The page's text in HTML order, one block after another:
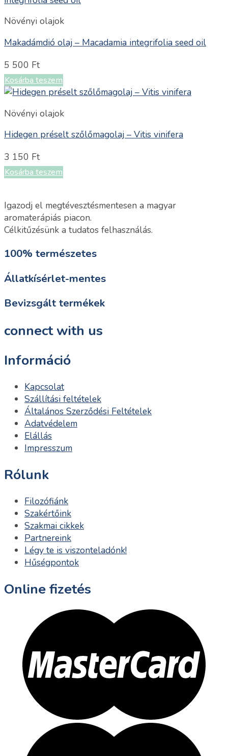
Növényi olajok
Makadámdió olaj – Macadamia integrifolia seed oil
5 500 Ft
Kosárba teszem
Növényi olajok
Hidegen préselt szőlőmagolaj – Vitis vinifera
3 150 Ft
Kosárba teszem
Igazodj el megtévesztésmentesen a magyar
aromaterápiás piacon.
Célkitűzésünk a tudatos felhasználás.
100% természetes
Állatkísérlet-mentes
Bevizsgált termékek
connect with us
Információ
Kapcsolat
Szállítási feltételek
Általános Szerződési Feltételek
Adatvédelem
Elállás
Impresszum
Rólunk
Filozófiánk
Szakértőink
Szakmai cikkek
Partnereink
Légy te is viszonteladónk!
Hűségpontok
Online fizetés